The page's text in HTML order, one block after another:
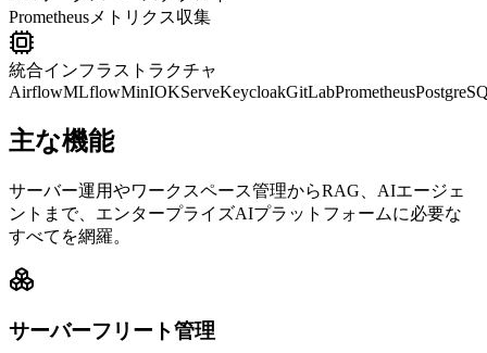
Prometheusメトリクス収集
統合インフラストラクチャ
AirflowMLflowMinIOKServeKeycloakGitLabPrometheus
主な機能
サーバー運用やワークスペース管理からRAG、AIエージェ
ントまで、エンタープライズAIプラットフォームに必要な
すべてを網羅。
サーバーフリート管理